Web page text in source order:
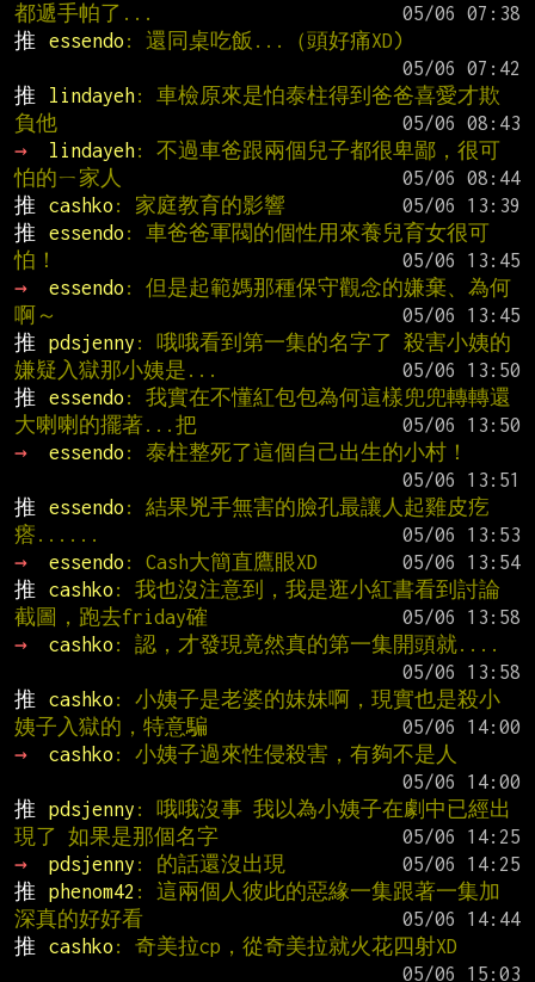
都遞手帕了...
推
essendo : 還同桌吃飯...（頭好痛XD)
推
lindayeh: 車檢原來是怕泰柱得到爸爸喜愛才欺
負他
→
lindayeh: 不過車爸跟兩個兒子都很卑鄙，很可
怕的ㄧ家人
推
cashko : 家庭教育的影響
推
essendo : 車爸爸軍閥的個性用來養兒育女很可
怕！
→
essendo : 但是起範媽那種保守觀念的嫌棄、為何
啊～
推
pdsjenny : 哦哦看到第一集的名字了 殺害小姨的
嫌疑入獄那小姨是...
推
essendo : 我實在不懂紅包包為何這樣兜兜轉轉還
大喇喇的擺著...把
→
essendo : 泰柱整死了這個自己出生的小村！
推
essendo : 結果兇手無害的臉孔最讓人起雞皮疙
瘩......
→
essendo : Cash大簡直鷹眼XD
推
cashko : 我也沒注意到，我是逛小紅書看到討論
截圖，跑去friday確
→
cashko : 認，才發現竟然真的第一集開頭就....
推
cashko : 小姨子是老婆的妹妹啊，現實也是殺小
姨子入獄的，特意騙
→
cashko : 小姨子過來性侵殺害，有夠不是人
推
pdsjenny : 哦哦沒事 我以為小姨子在劇中已經出
現了 如果是那個名字
→
pdsjenny : 的話還沒出現
推
phenom42 : 這兩個人彼此的惡緣一集跟著一集加
深真的好好看
推
cashko : 奇美拉cp，從奇美拉就火花四射XD